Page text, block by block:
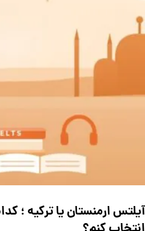
آیلتس ارمنستان یا ترکیه ؛